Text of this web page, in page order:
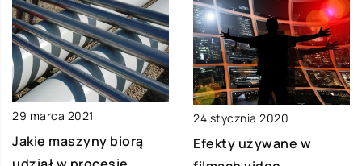
29 marca 2021
Jakie maszyny biorą
24 stycznia 2020
Efekty używane w